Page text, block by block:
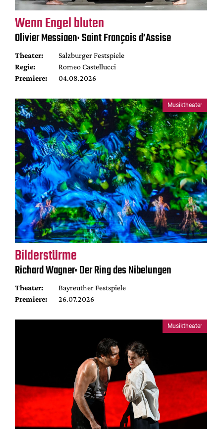
Wenn Engel bluten
Olivier Messiaen: Saint François d’Assise
Theater:
Salzburger Festspiele
Regie:
Romeo Castellucci
Premiere:
04.08.2026
Musiktheater
Bilderstürme
Richard Wagner: Der Ring des Nibelungen
Theater:
Bayreuther Festspiele
Premiere:
26.07.2026
Musiktheater